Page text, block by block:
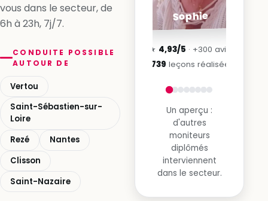
vous dans le secteur, de
6h à 23h, 7j/7.
CONDUITE POSSIBLE
AUTOUR DE
Vertou
Saint-Sébastien-sur-
Loire
Rezé
Nantes
Clisson
Saint-Nazaire
Sophie
★ 4,93/5 · +300 avis
3 739 leçons réalisées
Un aperçu :
d'autres
moniteurs
diplômés
interviennent
dans le secteur.